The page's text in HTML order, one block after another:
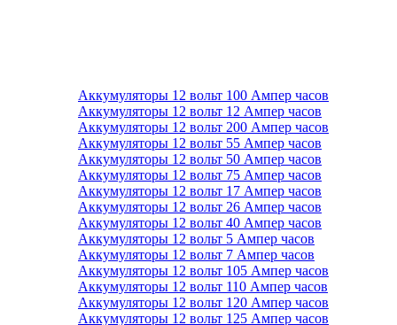
Аккумуляторы 12 вольт 100 Ампер часов
Аккумуляторы 12 вольт 12 Ампер часов
Аккумуляторы 12 вольт 200 Ампер часов
Аккумуляторы 12 вольт 55 Ампер часов
Аккумуляторы 12 вольт 50 Ампер часов
Аккумуляторы 12 вольт 75 Ампер часов
Аккумуляторы 12 вольт 17 Ампер часов
Аккумуляторы 12 вольт 26 Ампер часов
Аккумуляторы 12 вольт 40 Ампер часов
Аккумуляторы 12 вольт 5 Ампер часов
Аккумуляторы 12 вольт 7 Ампер часов
Аккумуляторы 12 вольт 105 Ампер часов
Аккумуляторы 12 вольт 110 Ампер часов
Аккумуляторы 12 вольт 120 Ампер часов
Аккумуляторы 12 вольт 125 Ампер часов